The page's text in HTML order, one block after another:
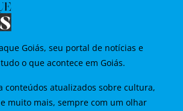
Goiás, seu portal de notícias e
o que acontece em Goiás.
conteúdos atualizados sobre cultura,
muito mais, sempre com um olhar